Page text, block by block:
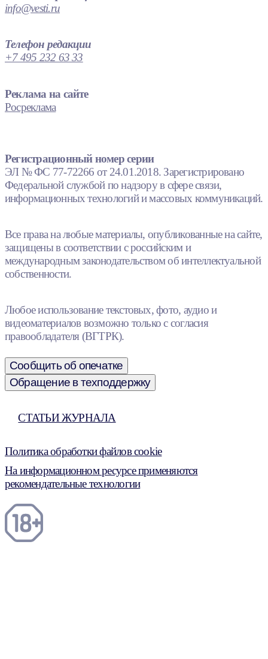
info@vesti.ru
Телефон редакции
+7 495 232 63 33
Реклама на сайте
Росреклама
Регистрационный номер серии
ЭЛ № ФС 77-72266 от 24.01.2018. Зарегистрировано
Федеральной службой по надзору в сфере связи,
информационных технологий и массовых коммуникаций.
Все права на любые материалы, опубликованные на сайте,
защищены в соответствии с российским и
международным законодательством об интеллектуальной
собственности.
Любое использование текстовых, фото, аудио и
видеоматериалов возможно только с согласия
правообладателя (ВГТРК).
Сообщить об опечатке
Обращение в техподдержку
СТАТЬИ ЖУРНАЛА
Политика обработки файлов cookie
На информационном ресурсе применяются
рекомендательные технологии